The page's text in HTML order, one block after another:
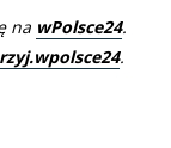
na wPolsce24.
.